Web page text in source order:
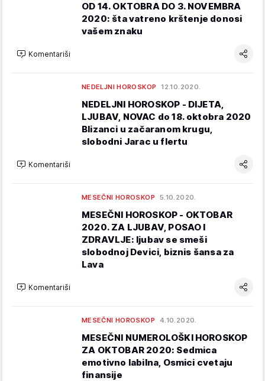
OD 14. OKTOBRA DO 3. NOVEMBRA
2020: šta vatreno krštenje donosi
vašem znaku
Komentariši
NEDELJNI HOROSKOP 12.10.2020.
NEDELJNI HOROSKOP - DIJETA,
LJUBAV, NOVAC do 18. oktobra 2020
Blizanci u začaranom krugu,
slobodni Jarac u flertu
Komentariši
MESEČNI HOROSKOP 5.10.2020.
MESEČNI HOROSKOP - OKTOBAR
2020. ZA LJUBAV, POSAO I
ZDRAVLJE: ljubav se smeši
slobodnoj Devici, biznis šansa za
Lava
Komentariši
MESEČNI HOROSKOP 4.10.2020.
MESEČNI NUMEROLOŠKI HOROSKOP
ZA OKTOBAR 2020: Sedmica
emotivno labilna, Osmici cvetaju
finansije